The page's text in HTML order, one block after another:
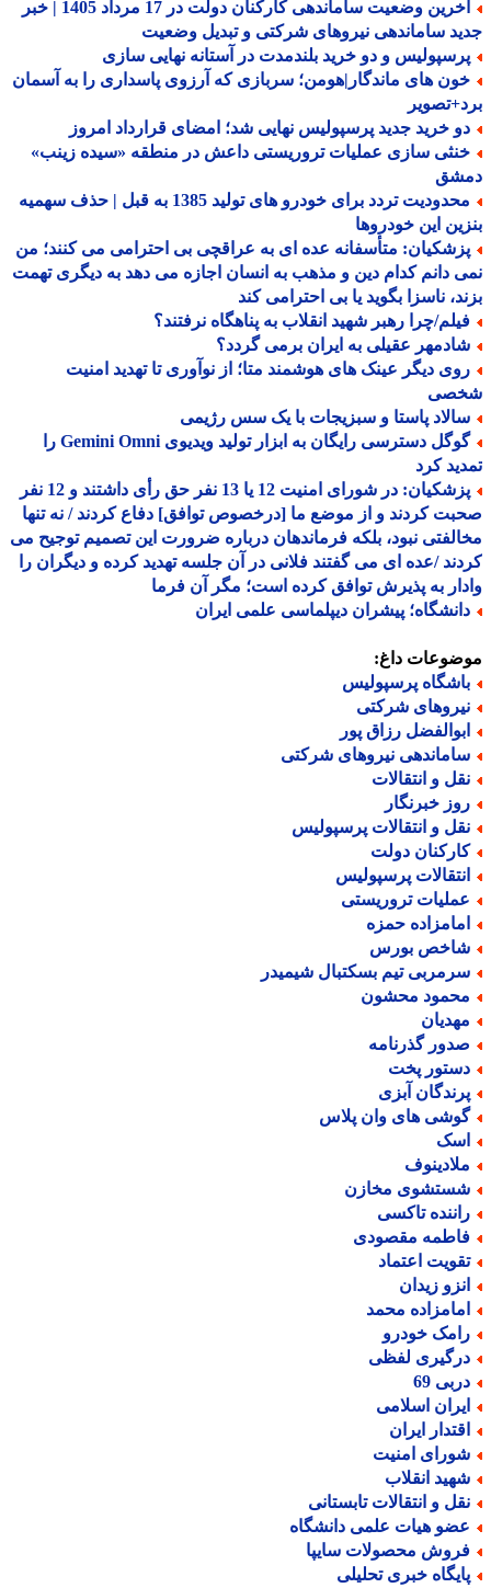
آخرین وضعیت ساماندهی کارکنان دولت در 17 مرداد 1405 | خبر
ساماندهی نیروهای شرکتی و تبدیل وضعیت
و دو خرید بلندمدت در آستانه نهایی سازی
های ماندگار|هومن؛ سربازی که آرزوی پاسداری را به آسمان
خرید جدید پرسپولیس نهایی شد؛ امضای قرارداد امروز
سازی عملیات تروریستی داعش در منطقه «سیده زینب»
محدودیت تردد برای خودرو های تولید 1385 به قبل | حذف سهمیه
این خودروها
متأسفانه عده ای به عراقچی بی احترامی می کنند؛ من
دانم کدام دین و مذهب به انسان اجازه می دهد به دیگری تهمت
ناسزا بگوید یا بی احترامی کند
چرا رهبر شهید انقلاب به پناهگاه نرفتند؟
عقیلی به ایران برمی گردد؟
دیگر عینک های هوشمند متا؛ از نوآوری تا تهدید امنیت
پاستا و سبزیجات با یک سس رژیمی
گوگل دسترسی رایگان به ابزار تولید ویدیوی Gemini Omni را
کرد
پزشکیان: در شورای امنیت 12 یا 13 نفر حق رأی داشتند و 12 نفر
کردند و از موضع ما [درخصوص توافق] دفاع کردند / نه تنها
نبود، بلکه فرماندهان درباره ضرورت این تصمیم توجیح می
/عده ای می گفتند فلانی در آن جلسه تهدید کرده و دیگران را
به پذیرش توافق کرده است؛ مگر آن فرما
پیشران دیپلماسی علمی ایران
داغ:
پرسپولیس
شرکتی
رزاق پور
نیروهای شرکتی
و انتقالات
خبرنگار
و انتقالات پرسپولیس
دولت
پرسپولیس
تروریستی
حمزه
بورس
تیم بسکتبال شیمیدر
محشون
گذرنامه
پخت
آبزی
های وان پلاس
مخازن
تاکسی
مقصودی
اعتماد
زیدان
محمد
خودرو
لفظی
69
اسلامی
ایران
امنیت
انقلاب
و انتقالات تابستانی
هیات علمی دانشگاه
محصولات سایپا
خبری تحلیلی